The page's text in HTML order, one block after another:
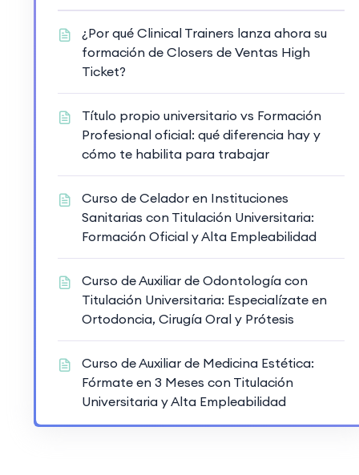
¿Por qué Clinical Trainers lanza ahora su
formación de Closers de Ventas High
Ticket?
Título propio universitario vs Formación
Profesional oficial: qué diferencia hay y
cómo te habilita para trabajar
Curso de Celador en Instituciones
Sanitarias con Titulación Universitaria:
Formación Oficial y Alta Empleabilidad
Curso de Auxiliar de Odontología con
Titulación Universitaria: Especialízate en
Ortodoncia, Cirugía Oral y Prótesis
Curso de Auxiliar de Medicina Estética:
Fórmate en 3 Meses con Titulación
Universitaria y Alta Empleabilidad